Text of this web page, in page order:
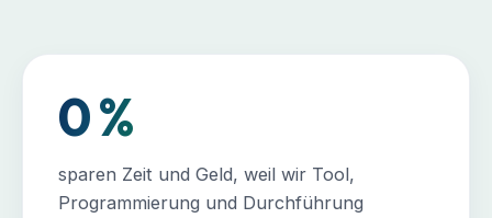
0%
sparen Zeit und Geld, weil wir Tool,
Programmierung und Durchführung